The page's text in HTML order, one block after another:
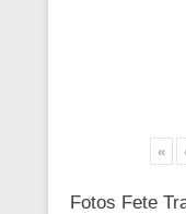
«
Fotos Fete